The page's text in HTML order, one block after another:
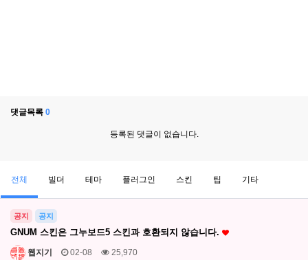
댓글목록 0
등록된 댓글이 없습니다.
전체 빌더 테마 플러그인 스킨 팁 기타
공지 공지
GNUM 스킨은 그누보드5 스킨과 호환되지 않습니다.
웹지기 02-08 25,970